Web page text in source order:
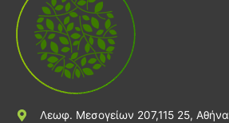
Λεωφ. Μεσογείων 207,115 25, Αθήνα